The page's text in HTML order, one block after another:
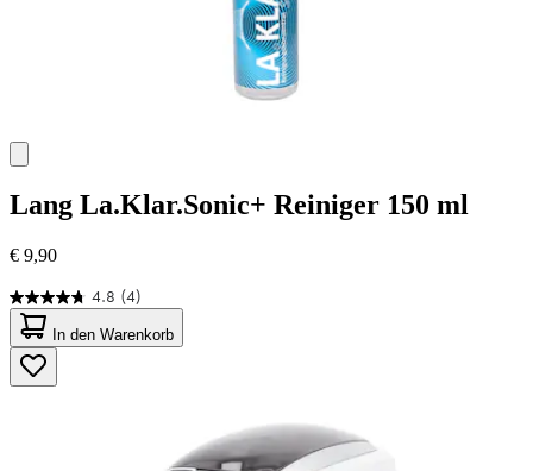
Lang La.Klar.Sonic+ Reiniger 150 ml
€ 9,90
4.8 (4)
4.8
von
5
Sternen.
4
In den Warenkorb